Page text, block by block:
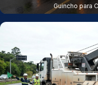
Guincho para